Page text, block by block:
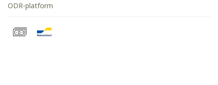
ODR-platform